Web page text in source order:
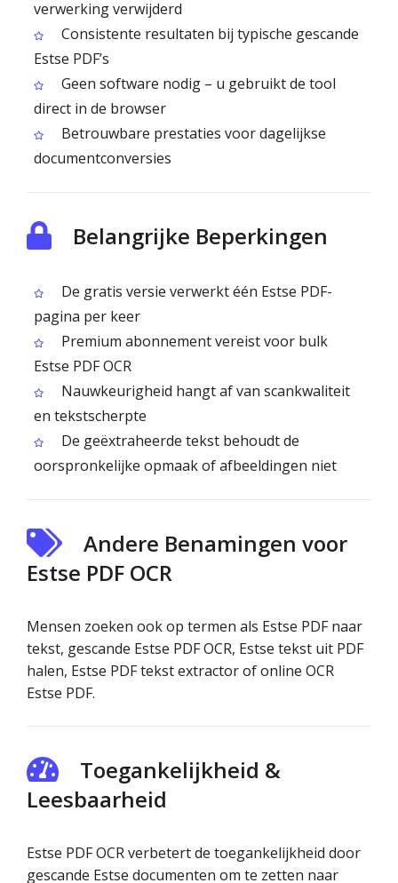
verwerking verwijderd
Consistente resultaten bij typische gescande
Estse PDF’s
Geen software nodig – u gebruikt de tool
direct in de browser
Betrouwbare prestaties voor dagelijkse
documentconversies
Belangrijke Beperkingen
De gratis versie verwerkt één Estse PDF-
pagina per keer
Premium abonnement vereist voor bulk
Estse PDF OCR
Nauwkeurigheid hangt af van scankwaliteit
en tekstscherpte
De geëxtraheerde tekst behoudt de
oorspronkelijke opmaak of afbeeldingen niet
Andere Benamingen voor
Estse PDF OCR
Mensen zoeken ook op termen als Estse PDF naar
tekst, gescande Estse PDF OCR, Estse tekst uit PDF
halen, Estse PDF tekst extractor of online OCR
Estse PDF.
Toegankelijkheid &
Leesbaarheid
Estse PDF OCR verbetert de toegankelijkheid door
gescande Estse documenten om te zetten naar